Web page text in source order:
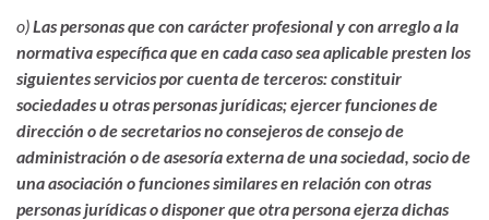
o) Las personas que con carácter profesional y con arreglo a la
normativa específica que en cada caso sea aplicable presten los
siguientes servicios por cuenta de terceros: constituir
sociedades u otras personas jurídicas; ejercer funciones de
dirección o de secretarios no consejeros de consejo de
administración o de asesoría externa de una sociedad, socio de
una asociación o funciones similares en relación con otras
personas jurídicas o disponer que otra persona ejerza dichas